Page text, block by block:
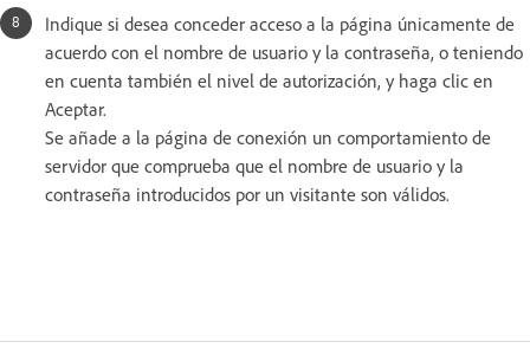
Indique si desea conceder acceso a la página únicamente de
acuerdo con el nombre de usuario y la contraseña, o teniendo
en cuenta también el nivel de autorización, y haga clic en
Aceptar.
Se añade a la página de conexión un comportamiento de
servidor que comprueba que el nombre de usuario y la
contraseña introducidos por un visitante son válidos.